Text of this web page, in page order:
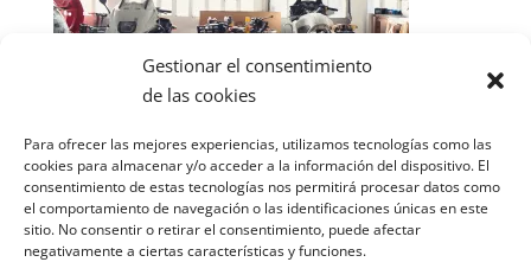
Gestionar el consentimiento
de las cookies
Para ofrecer las mejores experiencias, utilizamos tecnologías como las
cookies para almacenar y/o acceder a la información del dispositivo. El
consentimiento de estas tecnologías nos permitirá procesar datos como
el comportamiento de navegación o las identificaciones únicas en este
sitio. No consentir o retirar el consentimiento, puede afectar
negativamente a ciertas características y funciones.